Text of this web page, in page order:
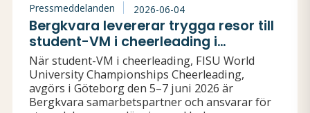
Pressmeddelanden 2026-06-04
Bergkvara levererar trygga resor till
student-VM i cheerleading i
Göteborg
När student-VM i cheerleading, FISU World
University Championships Cheerleading,
avgörs i Göteborg den 5–7 juni 2026 är
Bergkvara samarbetspartner och ansvarar för